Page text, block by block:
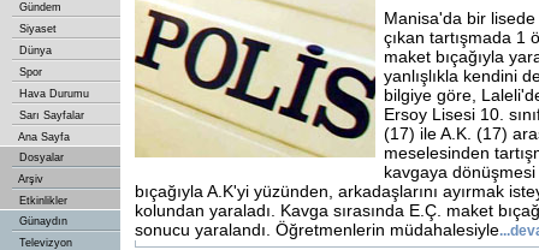
Gündem
Siyaset
Dünya
Spor
Hava Durumu
Sarı Sayfalar
Ana Sayfa
Dosyalar
Arşiv
Etkinlikler
Günaydın
Televizyon
Manisa'da bir
çıkan tartışmada 1
maket bıçağıyla
yanlışlıkla kendini
bilgiye göre,
Ersoy Lisesi 10.
(17) ile A.K. (17)
meselesinden
kavgaya
bıçağıyla A.K'yi yüzünden, arkadaşlarını ayırmak
kolundan yaraladı. Kavga sırasında E.Ç. maket
sonucu yaralandı. Öğretmenlerin müdahalesiyle...